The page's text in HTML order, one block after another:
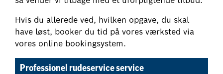
Hvis du allerede ved, hvilken opgave, du skal
have løst, booker du tid på vores værksted via
vores online bookingsystem.
Professionel rudeservice service